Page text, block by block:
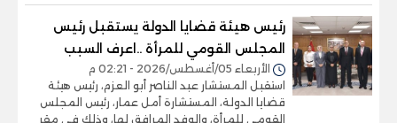
رئيس هيئة قضايا الدولة يستقبل رئيس
المجلس القومي للمرأة ..اعرف السبب
الأربعاء 05/أغسطس/2026 - 02:21 م
استقبل المستشار عبد الناصر أبو العزم، رئيس هيئة
قضايا الدولة، المستشارة أمل عمار، رئيس المجلس
القومي للمرأة، والوفد المرافق لها، وذلك في مقر